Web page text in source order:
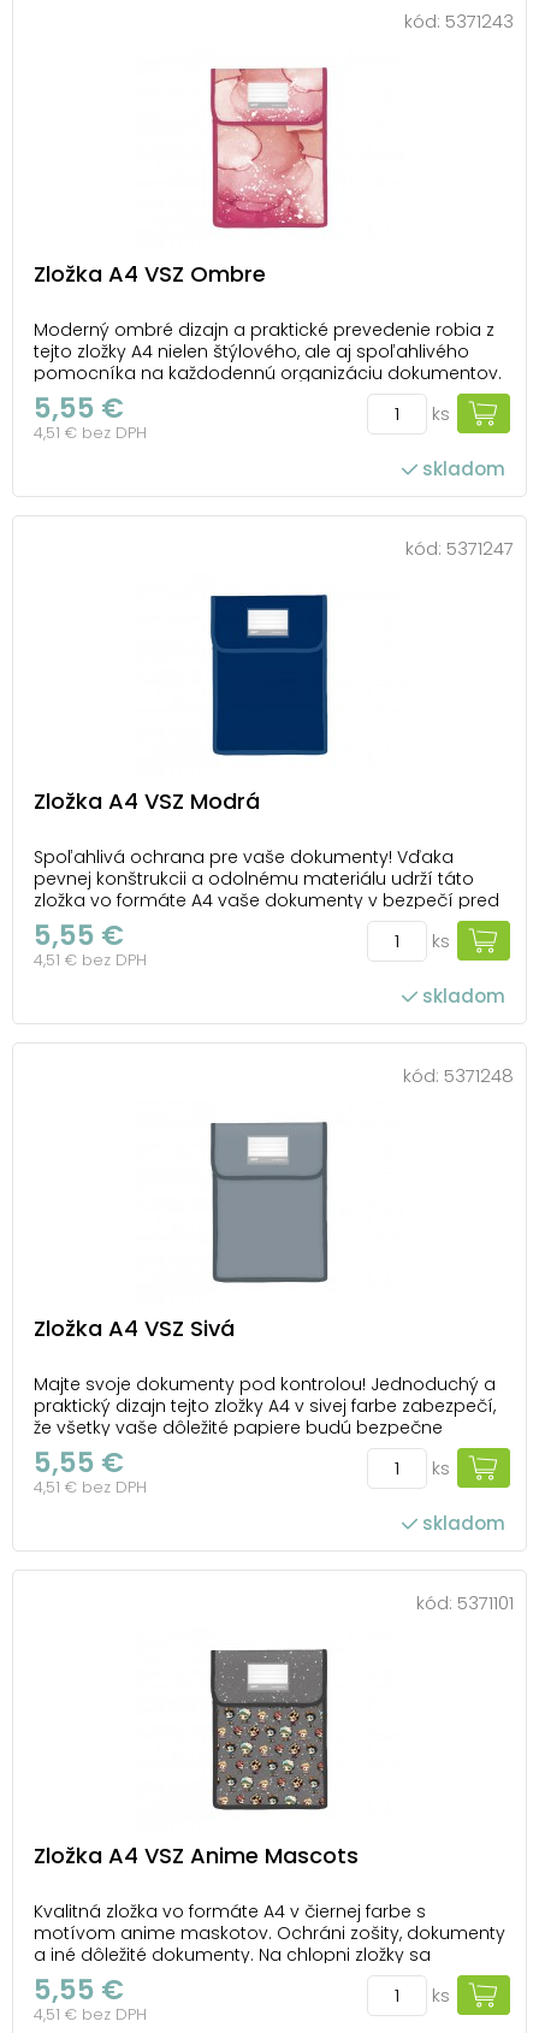
kód: 5371243
Zložka A4 VSZ Ombre
Moderný ombré dizajn a praktické prevedenie robia z
tejto zložky A4 nielen štýlového, ale aj spoľahlivého
pomocníka na každodennú organizáciu dokumentov.
Plynulé prechody farieb vytvárajú elegantný efekt,
ktorý okamžite upúta pozornosť. Vďaka pevnému
zapínaniu na suchý zips zostane obsah zl...
5,55 €
4,51 € bez DPH
ks
skladom
kód: 5371247
Zložka A4 VSZ Modrá
Spoľahlivá ochrana pre vaše dokumenty! Vďaka
pevnej konštrukcii a odolnému materiálu udrží táto
zložka vo formáte A4 vaše dokumenty v bezpečí pred
pokrčením, nečistotami aj bežným opotrebovaním.
Tmavomodrá farba jej dodáva jednoduchý a
profesionálny vzhľad, ktorý sa hodí do školy,
5,55 €
4,51 € bez DPH
ks
skladom
kód: 5371248
Zložka A4 VSZ Sivá
Majte svoje dokumenty pod kontrolou! Jednoduchý a
praktický dizajn tejto zložky A4 v sivej farbe zabezpečí,
že všetky vaše dôležité papiere budú bezpečne
uložené a ľahko dostupné. Odolný materiál chráni
obsah pred pomackením a opotrebovaním, zatiaľ čo
suchý zips spoľahlivo drží zložku zatvoren...
5,55 €
4,51 € bez DPH
ks
skladom
kód: 5371101
Zložka A4 VSZ Anime Mascots
Kvalitná zložka vo formáte A4 v čiernej farbe s
motívom anime maskotov. Ochráni zošity, dokumenty
a iné dôležité dokumenty. Na chlopni zložky sa
nachádza štítok pre popis. Uzatváranie na suchý zips
zaručuje, že sa obsah nevysype ani nezničí. Okraje
zložky sú prešité. Materiál: PP Farba: čier...
5,55 €
4,51 € bez DPH
ks